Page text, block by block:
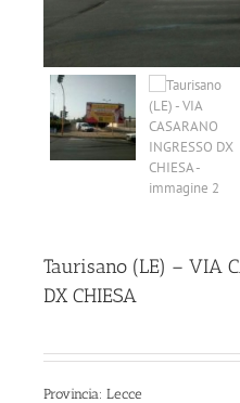
Taurisano (LE) – VIA
DX CHIESA
Provincia: Lecce